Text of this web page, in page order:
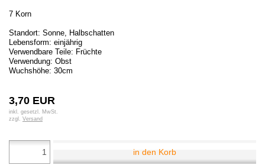
7 Korn
Standort: Sonne, Halbschatten
Lebensform: einjährig
Verwendbare Teile: Früchte
Verwendung: Obst
Wuchshöhe: 30cm
3,70 EUR
inkl. gesetzl. MwSt.
zzgl. Versand
in den Korb